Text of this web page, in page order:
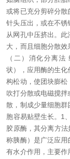
或将已充分剪碎分散
针头压出，或在不
从网孔中压挤出。
大，而且细胞分散效
（二）消化分离法
状），应用酶的生
构松动，使团块膨松
吹打分散或电磁搅
散，制成少量细胞群
胞容易贴壁生长。 1
胶原酶，其分离方法
称胰酶）是广泛应
有水介作用，主要